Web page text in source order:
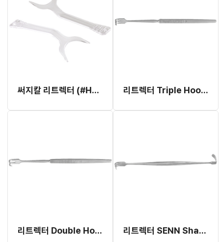
써지칼 리트렉터 (#HL-03333) 리트렉터 Triple Hook (#18.220.03)
리트렉터 Double Hook (#18.220.02) 리트렉터 SENN Sharp (#18.160.17)